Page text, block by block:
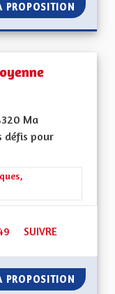
PROPOSITION
Ma
défis pour
transitions
49 ABONNÉS
SUIVRE
PROPOSITION